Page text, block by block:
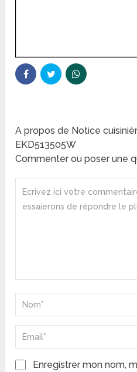
A propos de Notice
EKD513505W
Commenter ou poser une
Enregistrer mon nom,